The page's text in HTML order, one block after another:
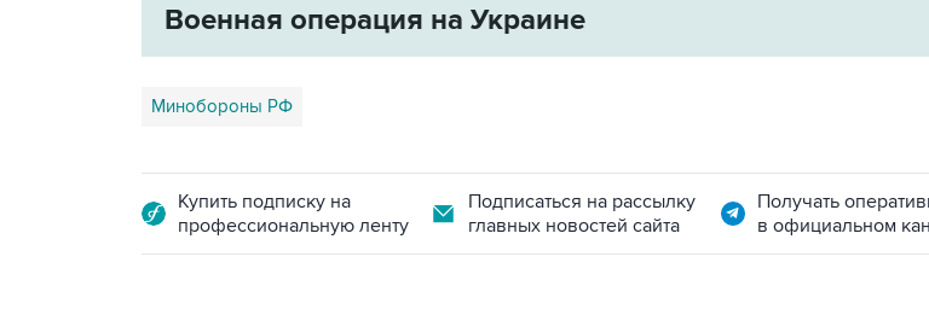
Военная операция на Украине
Минобороны РФ
Купить подписку на
профессиональную ленту
Подписаться на рассылку
главных новостей сайта
Получать
в официальном